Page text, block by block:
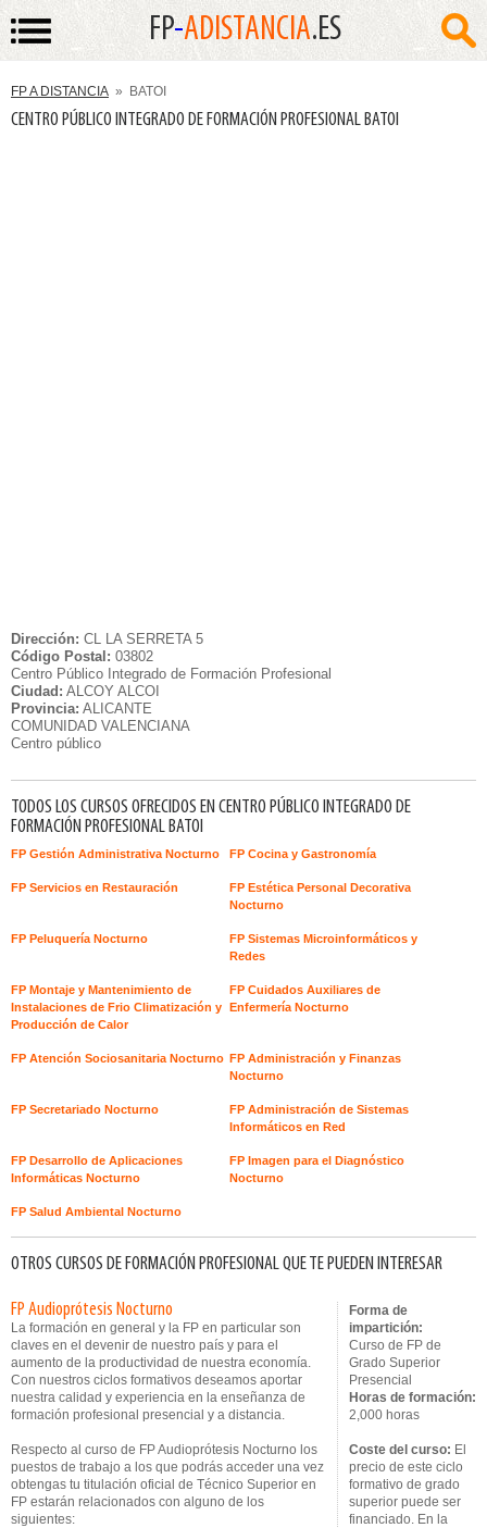
FP-ADISTANCIA.ES
FP A DISTANCIA » BATOI
CENTRO PÚBLICO INTEGRADO DE FORMACIÓN PROFESIONAL BATOI
Dirección: CL LA SERRETA 5
Código Postal: 03802
Centro Público Integrado de Formación Profesional
Ciudad: ALCOY ALCOI
Provincia: ALICANTE
COMUNIDAD VALENCIANA
Centro público
TODOS LOS CURSOS OFRECIDOS EN CENTRO PÚBLICO INTEGRADO DE
FORMACIÓN PROFESIONAL BATOI
FP Gestión Administrativa Nocturno FP Cocina y Gastronomía
FP Servicios en Restauración
FP Estética Personal Decorativa
Nocturno
FP Peluquería Nocturno
FP Sistemas Microinformáticos y
Redes
FP Montaje y Mantenimiento de
Instalaciones de Frio Climatización y
Producción de Calor
FP Cuidados Auxiliares de
Enfermería Nocturno
FP Atención Sociosanitaria Nocturno FP Administración y Finanzas
Nocturno
FP Secretariado Nocturno
FP Administración de Sistemas
Informáticos en Red
FP Desarrollo de Aplicaciones
Informáticas Nocturno
FP Imagen para el Diagnóstico
Nocturno
FP Salud Ambiental Nocturno
OTROS CURSOS DE FORMACIÓN PROFESIONAL QUE TE PUEDEN INTERESAR
FP Audioprótesis Nocturno
La formación en general y la FP en particular son
claves en el devenir de nuestro país y para el
aumento de la productividad de nuestra economía.
Con nuestros ciclos formativos deseamos aportar
nuestra calidad y experiencia en la enseñanza de
formación profesional presencial y a distancia.
Respecto al curso de FP Audioprótesis Nocturno los
puestos de trabajo a los que podrás acceder una vez
obtengas tu titulación oficial de Técnico Superior en
FP estarán relacionados con alguno de los
siguientes:
Forma de
impartición:
Curso de FP de
Grado Superior
Presencial
Horas de formación:
2,000 horas
Coste del curso: El
precio de este ciclo
formativo de grado
superior puede ser
financiado. En la